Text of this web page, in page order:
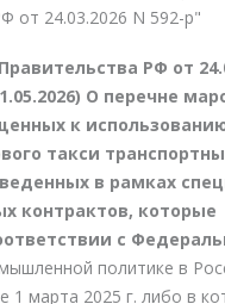
от 24.03.2026 N 592-р"
РФ от
О перечне
к
такси
в рамках
контрактов, которые
с
политике в
1 марта 2025 г. либо в